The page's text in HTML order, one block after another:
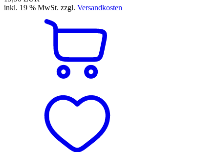
inkl. 19 % MwSt. zzgl. Versandkosten